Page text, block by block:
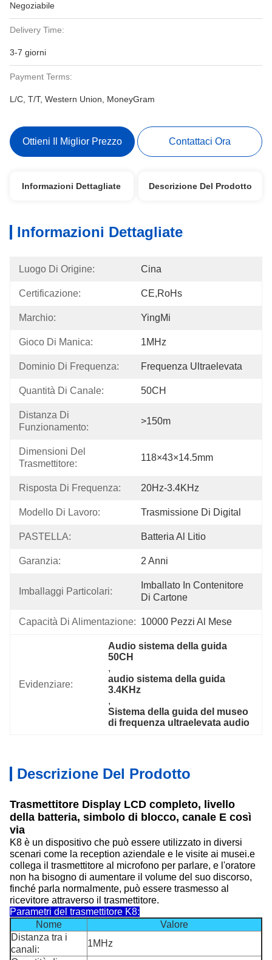
Negoziabile
Delivery Time:
3-7 giorni
Payment Terms:
L/C, T/T, Western Union, MoneyGram
Ottieni Il Miglior Prezzo Contattaci Ora
Informazioni Dettagliate Descrizione Del Prodotto
Informazioni Dettagliate
Luogo Di Origine: Cina
Certificazione: CE,RoHs
Marchio: YingMi
Gioco Di Manica: 1MHz
Dominio Di Frequenza: Frequenza Ultraelevata
Quantità Di Canale: 50CH
Distanza Di
Funzionamento:
>150m
Dimensioni Del
Trasmettitore:
118×43×14.5mm
Risposta Di Frequenza: 20Hz-3.4KHz
Modello Di Lavoro: Trasmissione Di Digital
PASTELLA: Batteria Al Litio
Garanzia: 2 Anni
Imballaggi Particolari:
Imballato In Contenitore
Di Cartone
Capacità Di Alimentazione: 10000 Pezzi Al Mese
Evidenziare:
Audio sistema della guida
50CH
,
audio sistema della guida
3.4KHz
,
Sistema della guida del museo
di frequenza ultraelevata audio
Descrizione Del Prodotto
Trasmettitore Display LCD completo, livello
della batteria, simbolo di blocco, canale E così
via
K8 è un dispositivo che può essere utilizzato in diversi
scenari come la reception aziendale e le visite ai musei.e
collega il trasmettitore al microfono per parlare, e l'oratore
non ha bisogno di aumentare il volume del suo discorso,
finché parla normalmente, può essere trasmesso al
ricevitore attraverso il trasmettitore.
Parametri del trasmettitore K8:
Nome
Valore
Distanza tra i
canali:
1MHz